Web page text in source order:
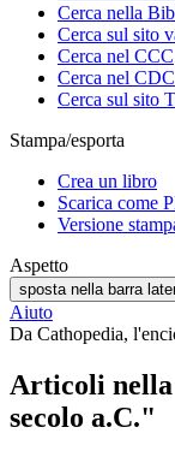
Cerca nella
Cerca sul sito
Cerca nel CCC
Cerca nel CDC
Cerca sul sito
Stampa/esporta
Crea un libro
Scarica come
Versione
Aspetto
sposta nella barra
Aiuto
Da Cathopedia,
Articoli
secolo a.C."